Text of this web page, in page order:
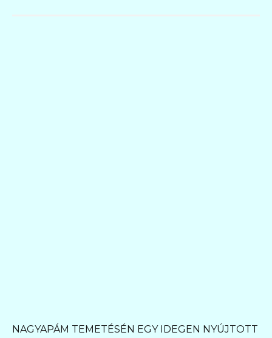
NAGYAPÁM TEMETÉSÉN EGY IDEGEN NYÚJTOTT